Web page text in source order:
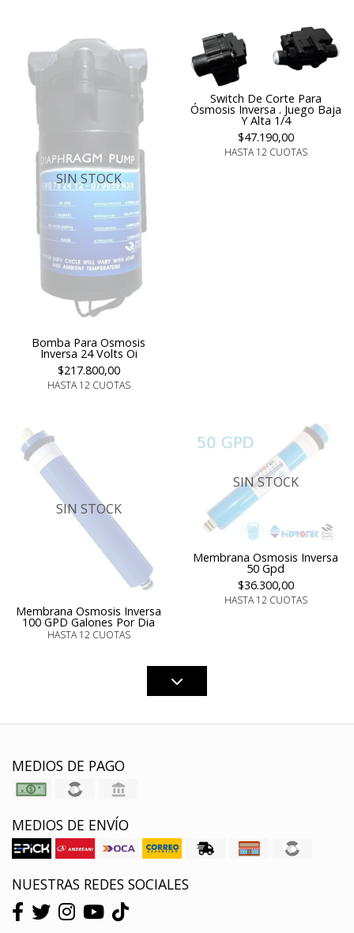
SIN STOCK
Bomba Para Osmosis
Inversa 24 Volts Oi
$217.800,00
HASTA 12 CUOTAS
Switch De Corte Para
Ósmosis Inversa . Juego Baja
Y Alta 1/4
$47.190,00
HASTA 12 CUOTAS
SIN STOCK
Membrana Osmosis Inversa
100 GPD Galones Por Dia
HASTA 12 CUOTAS
SIN STOCK
Membrana Osmosis Inversa
50 Gpd
$36.300,00
HASTA 12 CUOTAS
MEDIOS DE PAGO
MEDIOS DE ENVÍO
NUESTRAS REDES SOCIALES